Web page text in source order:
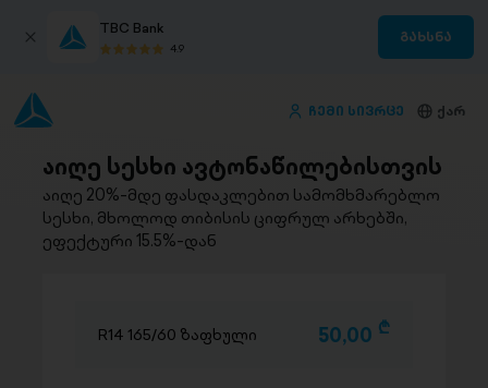
TBC Bank
4.9
გახსნა
ჩემი სივრცე ქარ
აიღე სესხი ავტონაწილებისთვის
აიღე 20%-მდე ფასდაკლებით სამომხმარებლო
სესხი, მხოლოდ თიბისის ციფრულ არხებში,
ეფექტური 15.5%-დან
R14 165/60 ზაფხული 50,00 D